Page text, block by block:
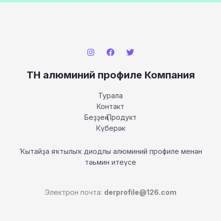
TH алюминий профиле Компания
Турала
Контакт
Беҙҙең Продукт
Күберәк
Ҡытайҙа яҡтылыҡ диодлы алюминий профиле менән
тәьмин итеүсе
Электрон почта: derprofile@126.com